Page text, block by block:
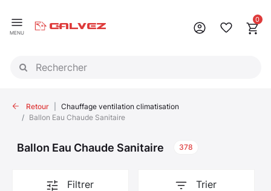
MENU
0
Retour
Chauffage ventilation climatisation
Ballon Eau Chaude Sanitaire
Ballon Eau Chaude Sanitaire 378
Filtrer Trier